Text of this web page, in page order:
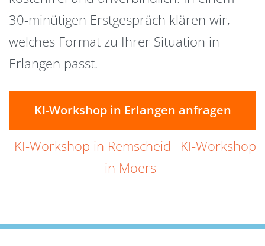
30-minütigen Erstgespräch klären wir,
welches Format zu Ihrer Situation in
Erlangen passt.
KI-Workshop in Erlangen anfragen
KI-Workshop in Remscheid
KI-Workshop
in Moers